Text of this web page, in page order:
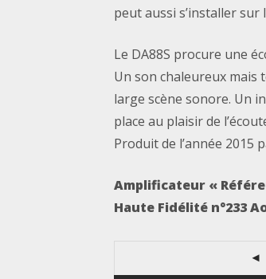
peut aussi s’installer sur
Le DA88S procure une
Un son chaleureux mais
large scène sonore. Un
place au plaisir de
Produit de l’année 2015
Amplificateur «
Haute Fidélité n°233